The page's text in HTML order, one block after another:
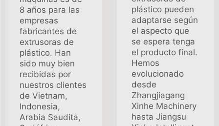
8 años para las
empresas
fabricantes de
extrusoras de
plástico. Han
sido muy bien
recibidas por
nuestros clientes
de Vietnam,
Indonesia,
Arabia Saudita,
plástico pueden
adaptarse según
el aspecto que
se espera tenga
el producto final.
Hemos
evolucionado
desde
Zhangjiagang
Xinhe Machinery
hasta Jiangsu